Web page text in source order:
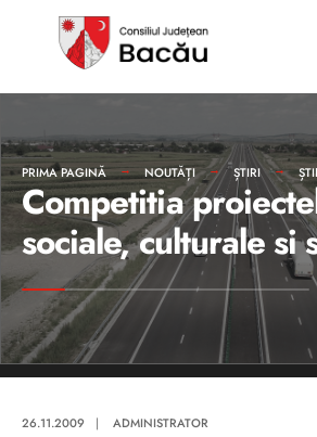
PRIMA PAGINĂ NOUTĂȚI ȘTIRI
Competitia
sociale, culturale si
26.11.2009 | ADMINISTRATOR